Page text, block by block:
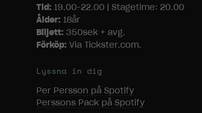
Tid: 19.00-22.00 | Stagetime: 20.00
Ålder: 18år
Biljett: 350sek + avg.
Förköp: Via Tickster.com.
Lyssna in dig
Per Persson på Spotify
Perssons Pack på Spotify